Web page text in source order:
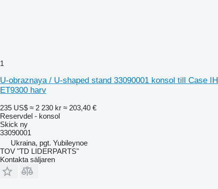
1
U-obraznaya / U-shaped stand 33090001 konsol till Case IH
ET9300 harv
235 US$ ≈ 2 230 kr ≈ 203,40 €
Reservdel - konsol
Skick ny
33090001
Ukraina, pgt. Yubileynoe
TOV "TD LIDERPARTS"
Kontakta säljaren